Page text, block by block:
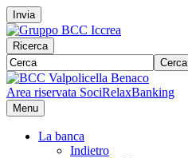
Invia
Ricerca
Cerca
Area riservata SociRelaxBanking
Menu
La banca
Indietro